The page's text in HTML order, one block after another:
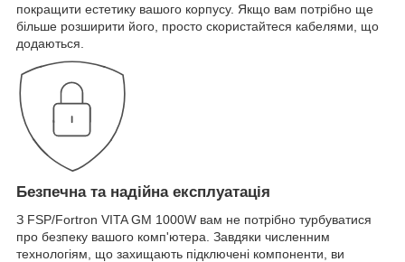
покращити естетику вашого корпусу. Якщо вам потрібно ще
більше розширити його, просто скористайтеся кабелями, що
додаються.
Безпечна та надійна експлуатація
З FSP/Fortron VITA GM 1000W вам не потрібно турбуватися
про безпеку вашого комп'ютера. Завдяки численним
технологіям, що захищають підключені компоненти, ви